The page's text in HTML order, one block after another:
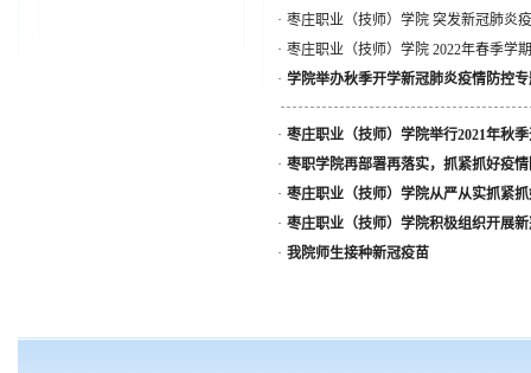
· 枣庄职业（技师）学院 突发新冠肺炎
· 枣庄职业（技师）学院 2022年春季学
· 学院举办秋季开学新冠肺炎疫情防控
· 枣庄职业（技师）学院举行2021年秋
· 枣职学院再部署再落实，抓紧抓好疫
· 枣庄职业（技师）学院从严从实抓紧
· 枣庄职业（技师）学院积极组织开展
· 我院师生接种新冠疫苗